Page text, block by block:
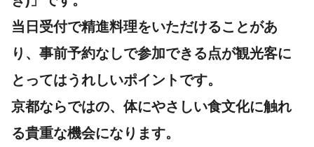
当日受付で精進料理をいただけることがあ
り、事前予約なしで参加できる点が観光客に
とってはうれしいポイントです。
京都ならではの、体にやさしい食文化に触れ
る貴重な機会になります。